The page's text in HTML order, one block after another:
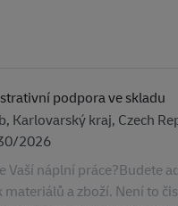
podpora ve skladu
Karlovarský kraj, Czech
2026
Vaší náplní práce?Budete
a zboží. Není to